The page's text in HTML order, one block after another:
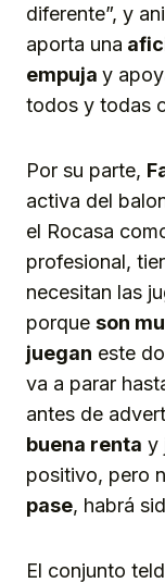
diferente”, y
aporta una
empuja y
todos y todas
Por su parte,
activa del
el Rocasa
profesional,
necesitan las
porque son
juegan este
va a parar
antes de
buena renta y
positivo, pero
pase, habrá
El conjunto